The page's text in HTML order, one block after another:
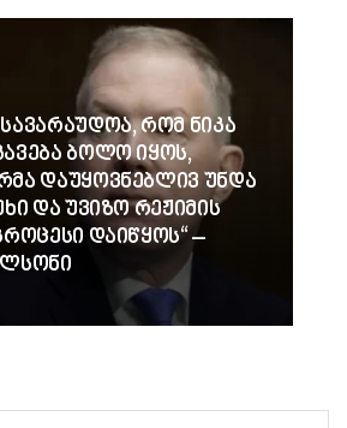
რომ ნიკა
ბოლო იყოს,
დაუყოვნებლივ უნდა
და უვიზო რეჟიმის
დაიწყოს“ –